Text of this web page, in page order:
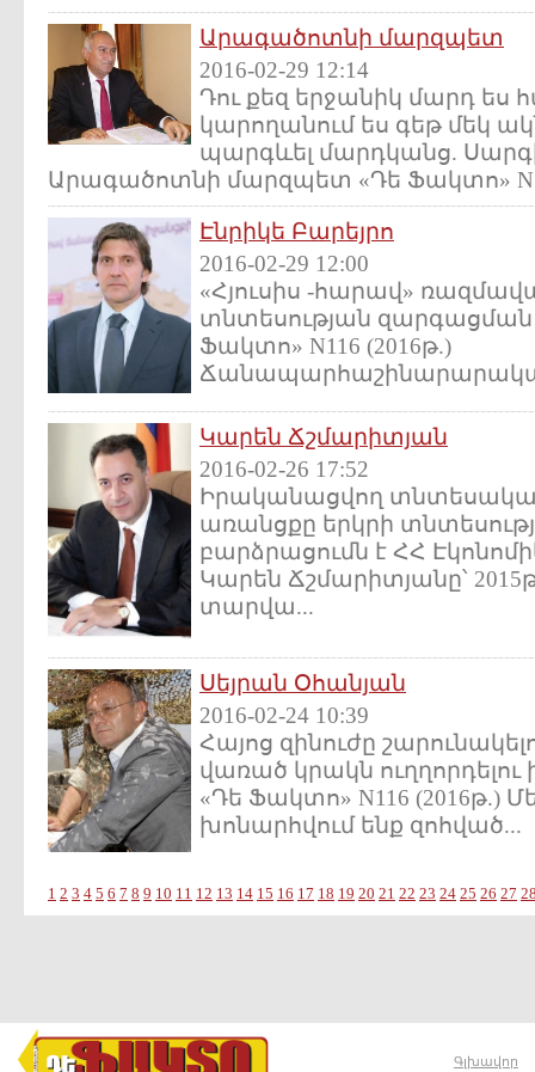
Արագածոտնի մարզպետ
2016-02-29 12:14
Դու քեզ երջանիկ մարդ ես
կարողանում ես գեթ մեկ
պարգևել մարդկանց.
Արագածոտնի մարզպետ «Դե Ֆակտո»
Էնրիկե Բարեյրո
2016-02-29 12:00
«Հյուսիս -հարավ»
տնտեսության զարգացման
Ֆակտո» N116 (2016թ.)
Կարեն Ճշմարիտյան
2016-02-26 17:52
Իրականացվող
առանցքը երկրի
բարձրացումն է ՀՀ
Կարեն Ճշմարիտյանը՝
տարվա...
Սեյրան Օհանյան
2016-02-24 10:39
Հայոց զինուժը
վառած կրակն
«Դե Ֆակտո» N116 (2016թ.)
խոնարհվում ենք զոհված...
1 2 3 4 5 6 7 8 9 10 11 12 13 14 15 16 17 18 19 20 21 22 23 24 25 26 27
Գլխավոր